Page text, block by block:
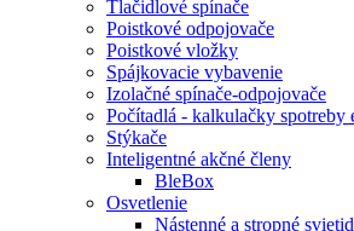
Tlačidlové spínače
Poistkové odpojovače
Poistkové vložky
Spájkovacie vybavenie
Izolačné spínače-odpojovače
Počítadlá - kalkulačky spotreby
Stýkače
Inteligentné akčné členy
BleBox
Osvetlenie
Nástenné a stropné